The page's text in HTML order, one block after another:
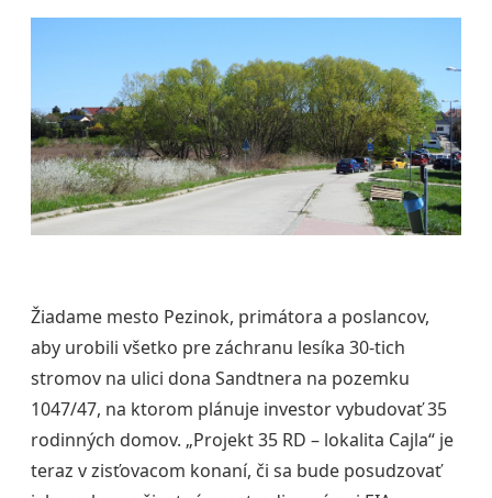
Žiadame mesto Pezinok, primátora a poslancov,
aby urobili všetko pre záchranu lesíka 30-tich
stromov na ulici dona Sandtnera na pozemku
1047/47, na ktorom plánuje investor vybudovať 35
rodinných domov. „Projekt 35 RD – lokalita Cajla“ je
teraz v zisťovacom konaní, či sa bude posudzovať